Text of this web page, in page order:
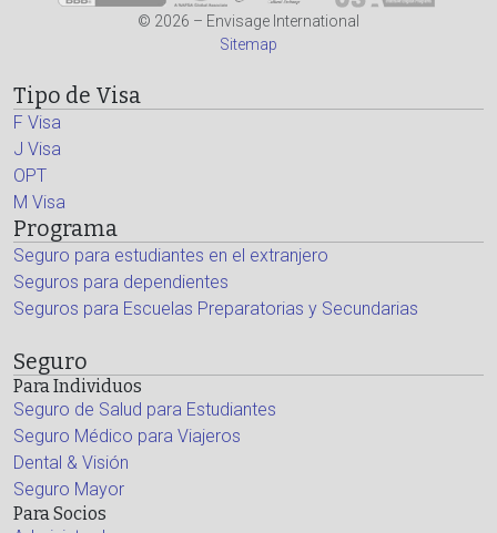
© 2026 – Envisage International
Sitemap
Tipo de Visa
F Visa
J Visa
OPT
M Visa
Programa
Seguro para estudiantes en el extranjero
Seguros para dependientes
Seguros para Escuelas Preparatorias y Secundarias
Seguro
Para Individuos
Seguro de Salud para Estudiantes
Seguro Médico para Viajeros
Dental & Visión
Seguro Mayor
Para Socios